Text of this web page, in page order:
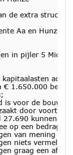
de extra
Aa en Hunze,
in pijler 5
ad
€ 1.650.000
is voor de
door
27.690 kunnen
op een bedrag
van mening
niets vermeld
graag een